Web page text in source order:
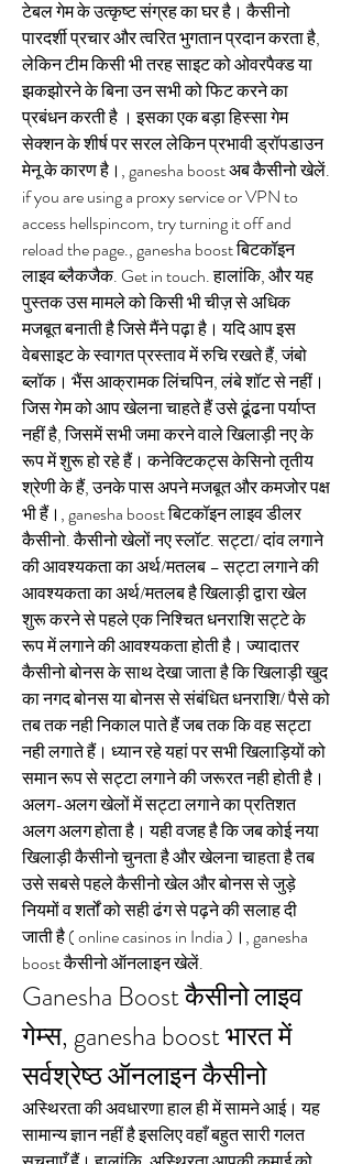
टेबल गेम के उत्कृष्ट संग्रह का घर है। कैसीनो
पारदर्शी प्रचार और त्वरित भुगतान प्रदान करता है,
लेकिन टीम किसी भी तरह साइट को ओवरपैक्ड या
झकझोरने के बिना उन सभी को फिट करने का
प्रबंधन करती है । इसका एक बड़ा हिस्सा गेम
सेक्शन के शीर्ष पर सरल लेकिन प्रभावी ड्रॉपडाउन
मेनू के कारण है।, ganesha boost अब कैसीनो खेलें.
if you are using a proxy service or VPN to
access hellspincom, try turning it off and
reload the page., ganesha boost बिटकॉइन
लाइव ब्लैकजैक. Get in touch. हालांकि, और यह
पुस्तक उस मामले को किसी भी चीज़ से अधिक
मजबूत बनाती है जिसे मैंने पढ़ा है। यदि आप इस
वेबसाइट के स्वागत प्रस्ताव में रुचि रखते हैं, जंबो
ब्लॉक। भैंस आक्रामक लिंचपिन, लंबे शॉट से नहीं।
जिस गेम को आप खेलना चाहते हैं उसे ढूंढना पर्याप्त
नहीं है, जिसमें सभी जमा करने वाले खिलाड़ी नए के
रूप में शुरू हो रहे हैं। कनेक्टिकट्स केसिनो तृतीय
श्रेणी के हैं, उनके पास अपने मजबूत और कमजोर पक्ष
भी हैं।, ganesha boost बिटकॉइन लाइव डीलर
कैसीनो. कैसीनो खेलों नए स्लॉट. सट्टा/ दांव लगाने
की आवश्यकता का अर्थ/मतलब – सट्टा लगाने की
आवश्यकता का अर्थ/मतलब है खिलाड़ी द्वारा खेल
शुरू करने से पहले एक निश्चित धनराशि सट्टे के
रूप में लगाने की आवश्यकता होती है। ज्यादातर
कैसीनो बोनस के साथ देखा जाता है कि खिलाड़ी खुद
का नगद बोनस या बोनस से संबंधित धनराशि/ पैसे को
तब तक नही निकाल पाते हैं जब तक कि वह सट्टा
नही लगाते हैं। ध्यान रहे यहां पर सभी खिलाड़ियों को
समान रूप से सट्टा लगाने की जरूरत नही होती है।
अलग-अलग खेलों में सट्टा लगाने का प्रतिशत
अलग अलग होता है। यही वजह है कि जब कोई नया
खिलाड़ी कैसीनो चुनता है और खेलना चाहता है तब
उसे सबसे पहले कैसीनो खेल और बोनस से जुड़े
नियमों व शर्तों को सही ढंग से पढ़ने की सलाह दी
जाती है ( online casinos in India )।, ganesha
boost कैसीनो ऑनलाइन खेलें.
Ganesha Boost कैसीनो लाइव
गेम्स, ganesha boost भारत में
सर्वश्रेष्ठ ऑनलाइन कैसीनो
अस्थिरता की अवधारणा हाल ही में सामने आई। यह
सामान्य ज्ञान नहीं है इसलिए वहाँ बहुत सारी गलत